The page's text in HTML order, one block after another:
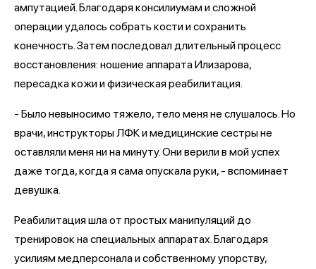
ампутацией. Благодаря консилиумам и сложной
операции удалось собрать кости и сохранить
конечность. Затем последовал длительный процесс
восстановления: ношение аппарата Илизарова,
пересадка кожи и физическая реабилитация.
- Было невыносимо тяжело, тело меня не слушалось. Но
врачи, инструкторы ЛФК и медицинские сестры не
оставляли меня ни на минуту. Они верили в мой успех
даже тогда, когда я сама опускала руки, - вспоминает
девушка.
Реабилитация шла от простых манипуляций до
тренировок на специальных аппаратах. Благодаря
усилиям медперсонала и собственному упорству,